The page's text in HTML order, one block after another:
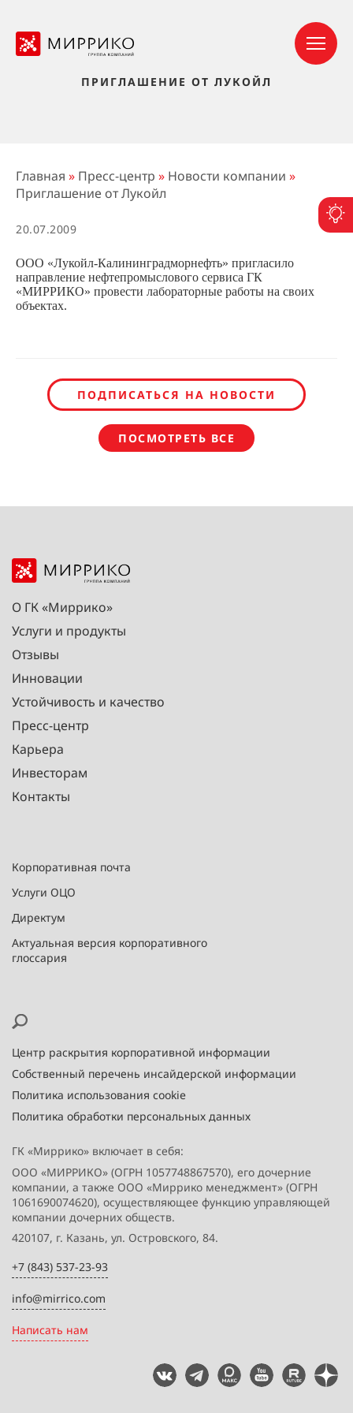
ПРИГЛАШЕНИЕ ОТ ЛУКОЙЛ
Главная » Пресс-центр » Новости компании »
Приглашение от Лукойл
20.07.2009
ООО «Лукойл-Калининградморнефть» пригласило
направление нефтепромыслового сервиса ГК
«МИРРИКО» провести лабораторные работы на своих
объектах.
ПОДПИСАТЬСЯ НА НОВОСТИ
ПОСМОТРЕТЬ ВСЕ
О ГК «Миррико»
Услуги и продукты
Отзывы
Инновации
Устойчивость и качество
Пресс-центр
Карьера
Инвесторам
Контакты
Корпоративная почта
Услуги ОЦО
Директум
Актуальная версия корпоративного
глоссария
Центр раскрытия корпоративной информации
Собственный перечень инсайдерской информации
Политика использования cookie
Политика обработки персональных данных
ГК «Миррико» включает в себя:
ООО «МИРРИКО» (ОГРН 1057748867570), его дочерние
компании, а также ООО «Миррико менеджмент» (ОГРН
1061690074620), осуществляющее функцию управляющей
компании дочерних обществ.
420107, г. Казань, ул. Островского, 84.
+7 (843) 537-23-93
info@mirrico.com
Написать нам